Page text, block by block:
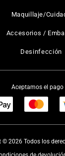
Maquillaje/
Accesorios /
Desinfección
Aceptamos el pago
© 2026 Todos los